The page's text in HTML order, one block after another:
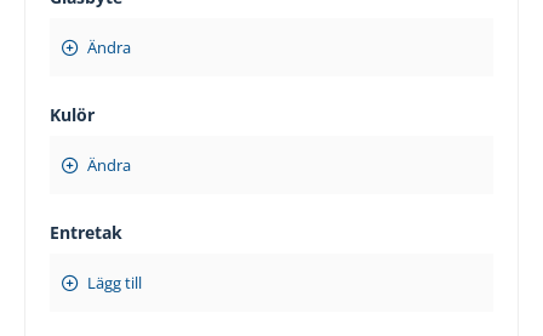
Ändra
Kulör
Ändra
Entretak
Lägg till